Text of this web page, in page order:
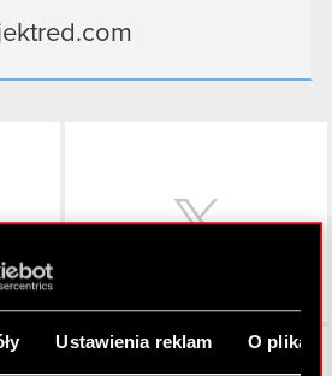
Ustawienia reklam O
Facebook